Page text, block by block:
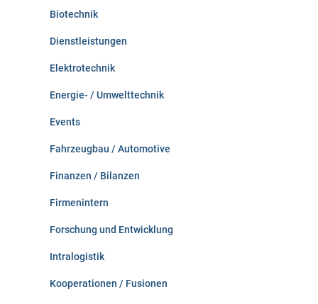
Biotechnik
Dienstleistungen
Elektrotechnik
Energie- / Umwelttechnik
Events
Fahrzeugbau / Automotive
Finanzen / Bilanzen
Firmenintern
Forschung und Entwicklung
Intralogistik
Kooperationen / Fusionen